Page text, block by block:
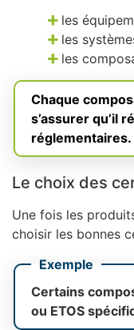
les
les
les
Chaque
s’assurer qu’il
réglementaires.
Le choix des
Une fois les
choisir les bonnes
Exemple
Certains
ou ETOS